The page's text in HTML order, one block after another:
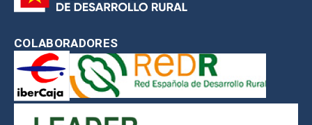
COLABORADORES